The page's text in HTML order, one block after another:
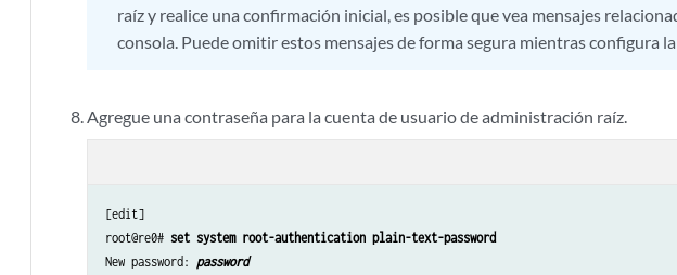
raíz y realice una confirmación inicial, es posible que vea mensajes
consola. Puede omitir estos mensajes de forma segura mientras configura
Agregue una contraseña para la cuenta de usuario de administración raíz.
[edit]
root@re0# set system root-authentication plain-text-password
New password: password